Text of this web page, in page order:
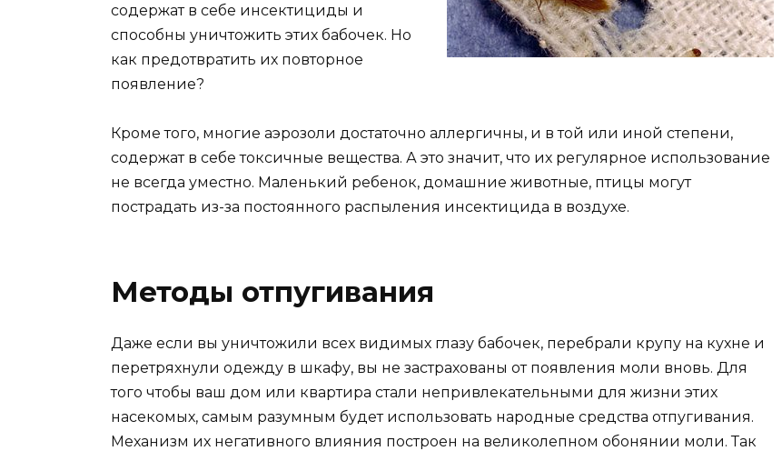
содержат в себе инсектициды и
способны уничтожить этих бабочек. Но
как предотвратить их повторное
появление?
Кроме того, многие аэрозоли достаточно аллергичны, и в той или иной степени,
содержат в себе токсичные вещества. А это значит, что их регулярное использование
не всегда уместно. Маленький ребенок, домашние животные, птицы могут
пострадать из-за постоянного распыления инсектицида в воздухе.
Методы отпугивания
Даже если вы уничтожили всех видимых глазу бабочек, перебрали крупу на кухне и
перетряхнули одежду в шкафу, вы не застрахованы от появления моли вновь. Для
того чтобы ваш дом или квартира стали непривлекательными для жизни этих
насекомых, самым разумным будет использовать народные средства отпугивания.
Механизм их негативного влияния построен на великолепном обонянии моли. Так